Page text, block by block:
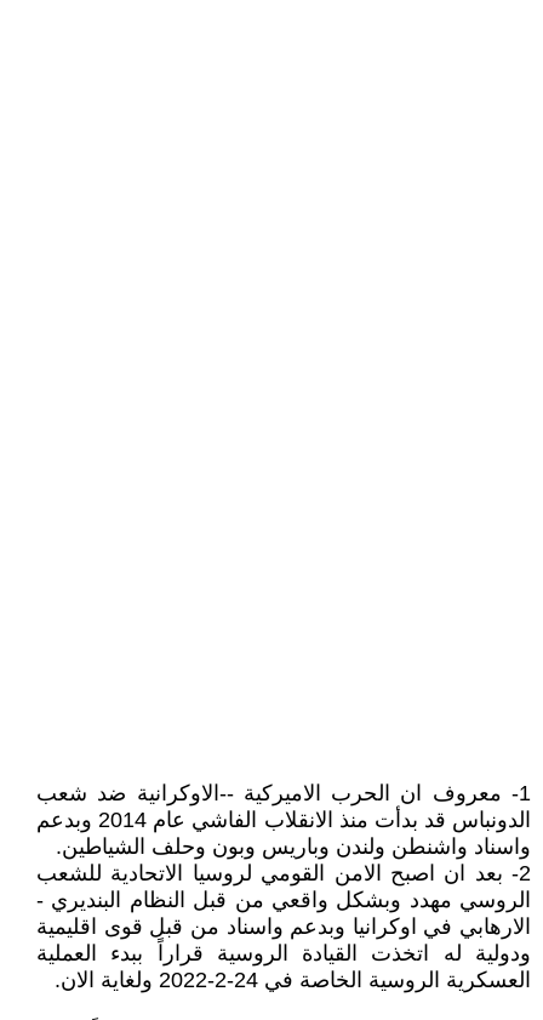
1- معروف ان الحرب الاميركية --الاوكرانية ضد شعب
الدونباس قد بدأت منذ الانقلاب الفاشي عام 2014 وبدعم
واسناد واشنطن ولندن وباريس وبون وحلف الشياطين.
2- بعد ان اصبح الامن القومي لروسيا الاتحادية للشعب
الروسي مهدد وبشكل واقعي من قبل النظام البنديري -
الارهابي في اوكرانيا وبدعم واسناد من قبل قوى اقليمية
ودولية له اتخذت القيادة الروسية قراراً ببدء العملية
العسكرية الروسية الخاصة في 24-2-2022 ولغاية الان.